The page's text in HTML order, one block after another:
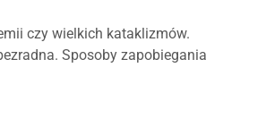
czy wielkich kataklizmów.
Sposoby zapobiegania